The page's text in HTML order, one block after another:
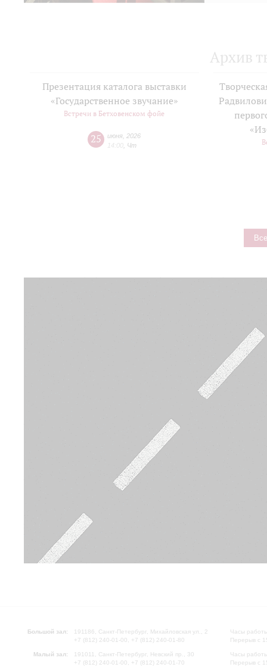
Архив
Презентация каталога выставки
«Государственное звучание»
Встречи в Бетховенском фойе
25 июня 2026
14:00 Чт
Большой зал:
191186, Санкт-Петербург, Михайловская ул., 2
+7 (812) 240-01-00, +7 (812) 240-01-80
Малый зал:
191011, Санкт-Петербург, Невский пр., 30
+7 (812) 240-01-00, +7 (812) 240-01-70
Часы
Перерыв с
Часы
Перерыв с